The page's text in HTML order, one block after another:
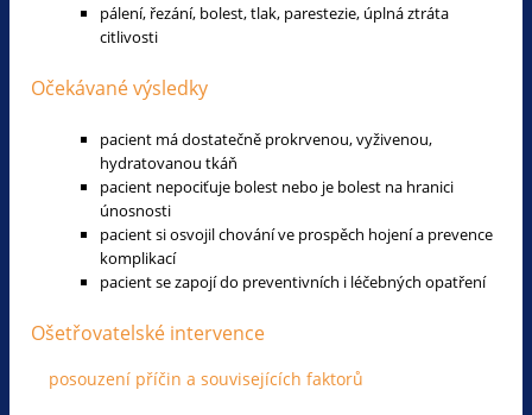
pálení, řezání, bolest, tlak, parestezie, úplná ztráta
citlivosti
Očekávané výsledky
pacient má dostatečně prokrvenou, vyživenou,
hydratovanou tkáň
pacient nepociťuje bolest nebo je bolest na hranici
únosnosti
pacient si osvojil chování ve prospěch hojení a prevence
komplikací
pacient se zapojí do preventivních i léčebných opatření
Ošetřovatelské intervence
posouzení příčin a souvisejících faktorů